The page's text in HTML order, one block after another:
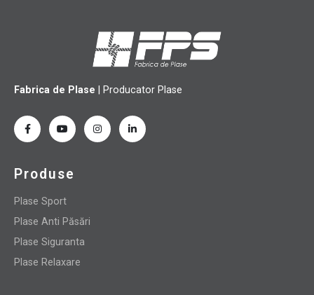
Fabrica de Plase | Producator Plase
Produse
Plase Sport
Plase Anti Păsări
Plase Siguranta
Plase Relaxare